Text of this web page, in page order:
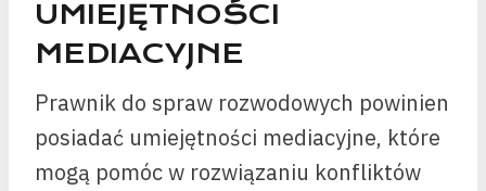
UMIEJĘTNOŚCI
MEDIACYJNE
Prawnik do spraw rozwodowych powinien
posiadać umiejętności mediacyjne, które
mogą pomóc w rozwiązaniu konfliktów